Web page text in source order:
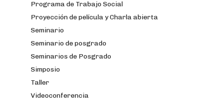
Programa de Trabajo Social
Proyección de película y Charla abierta
Seminario
Seminario de posgrado
Seminarios de Posgrado
Simposio
Taller
Videoconferencia